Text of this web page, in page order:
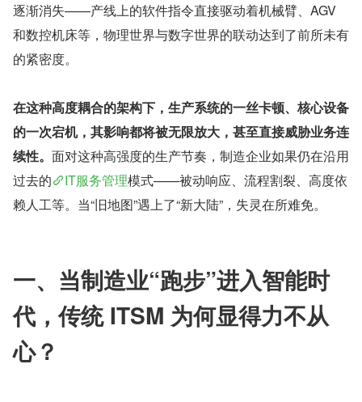
逐渐消失——产线上的软件指令直接驱动着机械臂、AGV
和数控机床等，物理世界与数字世界的联动达到了前所未有
的紧密度。
在这种高度耦合的架构下，生产系统的一丝卡顿、核心设备
的一次宕机，其影响都将被无限放大，甚至直接威胁业务连
续性。 面对这种高强度的生产节奏，制造企业如果仍在沿用
过去的
IT服务管理模式——被动响应、流程割裂、高度依
赖人工等。当“旧地图”遇上了“新大陆”，失灵在所难免。
一、当制造业“跑步”进入智能时
代，传统 ITSM 为何显得力不从
心？